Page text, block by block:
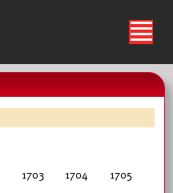
ś
1703 1704
1705